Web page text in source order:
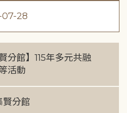
28
分館】115年多元共融
活動
賢分館